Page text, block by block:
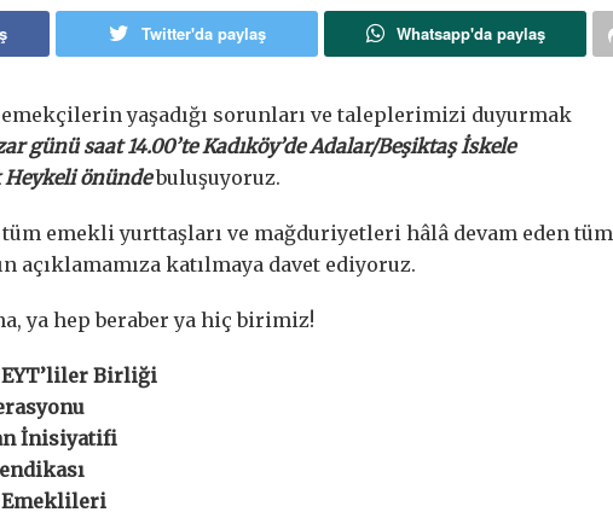
Twitter'da paylaş Whatsapp'da paylaş
yaşadığı sorunları ve taleplerimizi duyurmak
günü saat 14.00’te Kadıköy’de Adalar/Beşiktaş İskele
Heykeli önündebuluşuyoruz.
tüm emekli yurttaşları ve mağduriyetleri hâlâ devam eden tüm
açıklamamıza katılmaya davet ediyoruz.
ya hep beraber ya hiç birimiz!
Birliği
İnisiyatifi
Emeklileri